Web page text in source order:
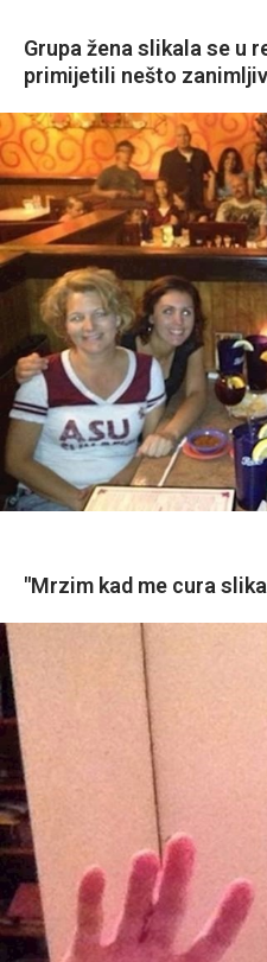
Grupa žena slikala se u
primijetili nešto
"Mrzim kad me cura